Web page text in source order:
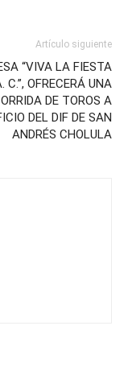
Artículo siguiente
“VIVA LA FIESTA
C.”, OFRECERÁ UNA
DE TOROS A
DEL DIF DE SAN
ANDRÉS CHOLULA